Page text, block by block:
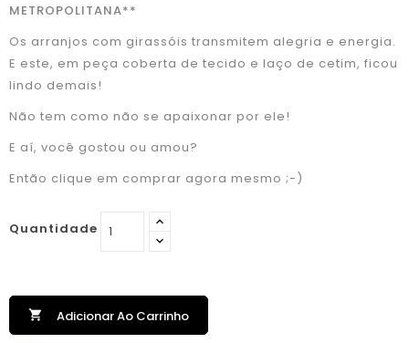
METROPOLITANA**
Os arranjos com girassóis transmitem alegria e energia.
E este, em peça coberta de tecido e laço de cetim, ficou
lindo demais!
Não tem como não se apaixonar por ele!
E aí, você gostou ou amou?
Então clique em comprar agora mesmo ;-)
Quantidade
 Adicionar Ao Carrinho